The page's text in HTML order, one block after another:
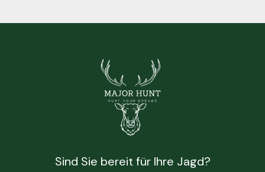
Sind Sie bereit für Ihre Jagd?